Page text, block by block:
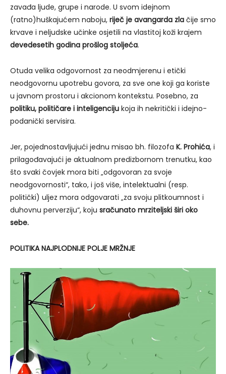
zavađa ljude, grupe i narode. U svom idejnom
(ratno)huškajućem naboju, riječ je avangarda zla čije smo
krvave i neljudske učinke osjetili na vlastitoj koži krajem
devedesetih godina prošlog stoljeća.
Otuda velika odgovornost za neodmjerenu i etički
neodgovornu upotrebu govora, za sve one koji ga koriste
u javnom prostoru i akcionom kontekstu. Posebno, za
politiku, političare i inteligenciju koja ih nekritički i idejno-
podanički servisira.
Jer, pojednostavljujući jednu misao bh. filozofa K. Prohića, i
prilagođavajući je aktualnom predizbornom trenutku, kao
što svaki čovjek mora biti „odgovoran za svoje
neodgovornosti“, tako, i još više, intelektualni (resp.
politički) uljez mora odgovarati „za svoju plitkoumnost i
duhovnu perverziju“, koju sračunato mrziteljski širi oko
sebe.
POLITIKA NAJPLODNIJE POLJE MRŽNJE